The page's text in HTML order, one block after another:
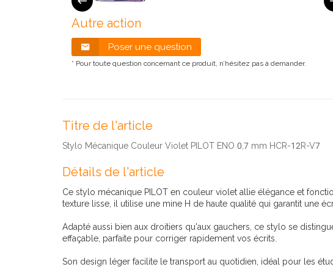
Autre action
Poser une question
* Pour toute question concernant ce produit, n’hésitez pas à demander.
Titre de l'article
Stylo Mécanique Couleur Violet PILOT ENO 0,7 mm HCR-12R-V7
Détails de l'article
Ce stylo mécanique PILOT en couleur violet allie élégance et
texture lisse, il utilise une mine H de haute qualité qui garantit une
Adapté aussi bien aux droitiers qu'aux gauchers, ce stylo se
effaçable, parfaite pour corriger rapidement vos écrits.
Son design léger facilite le transport au quotidien, idéal pour les